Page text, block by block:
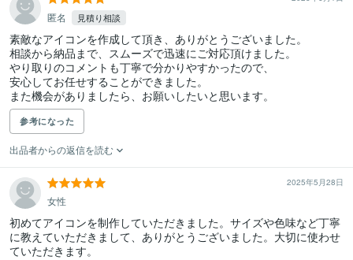
匿名 見積り相談
素敵なアイコンを作成して頂き、ありがとうございました。
相談から納品まで、スムーズで迅速にご対応頂けました。
やり取りのコメントも丁寧で分かりやすかったので、
安心してお任せすることができました。
また機会がありましたら、お願いしたいと思います。
参考になった
出品者からの返信を読む
2025年5月28日
女性
初めてアイコンを制作していただきました。サイズや色味など丁寧
に教えていただきまして、ありがとうございました。大切に使わせ
ていただきます。